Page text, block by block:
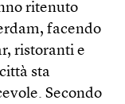
ritenuto
facendo
ristoranti e
sta
Secondo